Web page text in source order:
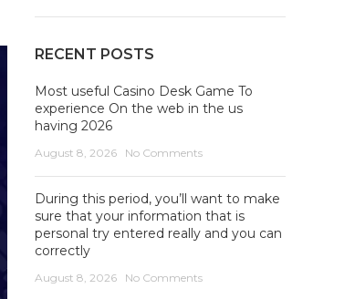
RECENT POSTS
Most useful Casino Desk Game To
experience On the web in the us
having 2026
August 8, 2026 No Comments
During this period, you’ll want to make
sure that your information that is
personal try entered really and you can
correctly
August 8, 2026 No Comments